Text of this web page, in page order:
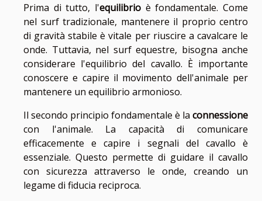
Prima di tutto, l'equilibrio è fondamentale. Come
nel surf tradizionale, mantenere il proprio centro
di gravità stabile è vitale per riuscire a cavalcare le
onde. Tuttavia, nel surf equestre, bisogna anche
considerare l'equilibrio del cavallo. È importante
conoscere e capire il movimento dell'animale per
mantenere un equilibrio armonioso.
Il secondo principio fondamentale è la connessione
con l'animale. La capacità di comunicare
efficacemente e capire i segnali del cavallo è
essenziale. Questo permette di guidare il cavallo
con sicurezza attraverso le onde, creando un
legame di fiducia reciproca.